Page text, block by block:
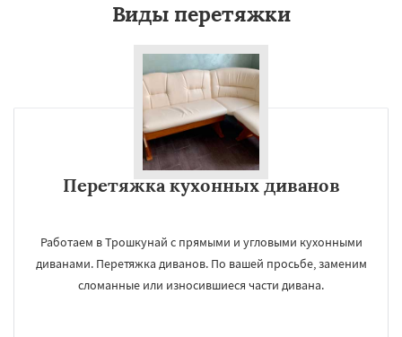
Виды перетяжки
Перетяжка кухонных диванов
Работаем в Трошкунай с прямыми и угловыми кухонными
диванами. Перетяжка диванов. По вашей просьбе, заменим
сломанные или износившиеся части дивана.